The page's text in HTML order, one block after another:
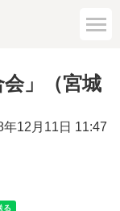
」（宮城
年12月11日 11:47